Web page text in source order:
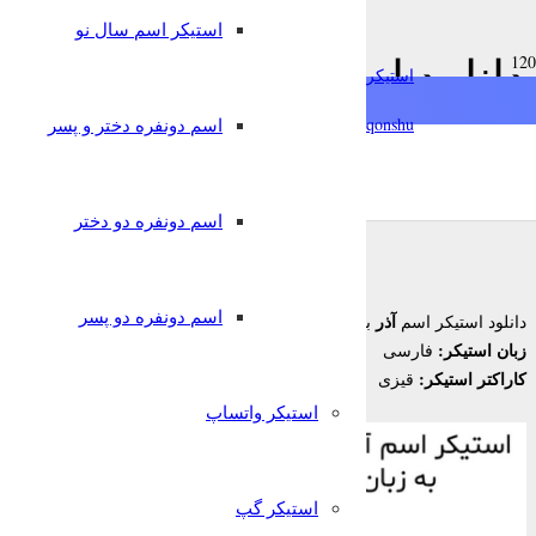
استیکرساز
qonshu@
استیکر اسم سال نو
اسم دونفره دختر و پسر
اسم دونفره دو دختر
اسم دونفره دو پسر
استیکر واتساپ
استیکر گپ
دانلود استیکر اسم آذر به
دانلود استیکر اسمآذر برای تلگرام
زبان استیکر: فارسی
کاراکتر استیکر: قیزی